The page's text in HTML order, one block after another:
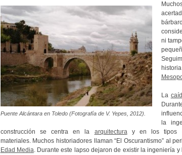
Puente Alcántara en Toledo (Fotografía de V. Yepes, 2012).
ni
La
la
construcción se centra en la arquitecturay en los tipos
materiales. Muchos historiadores llaman “El Oscurantismo” al
Edad Media.Durante este lapso dejaron de existir la ingeniería y